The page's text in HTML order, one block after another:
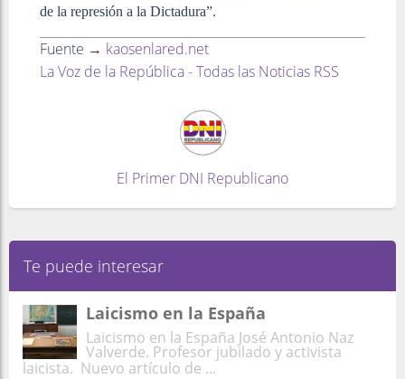
de la represión a la Dictadura”.
Fuente → kaosenlared.net
La Voz de la República - Todas las Noticias RSS
El Primer DNI Republicano
Te puede interesar
Laicismo en la España
Laicismo en la España José Antonio Naz
Valverde. Profesor jubilado y activista
laicista. Nuevo artículo de ...